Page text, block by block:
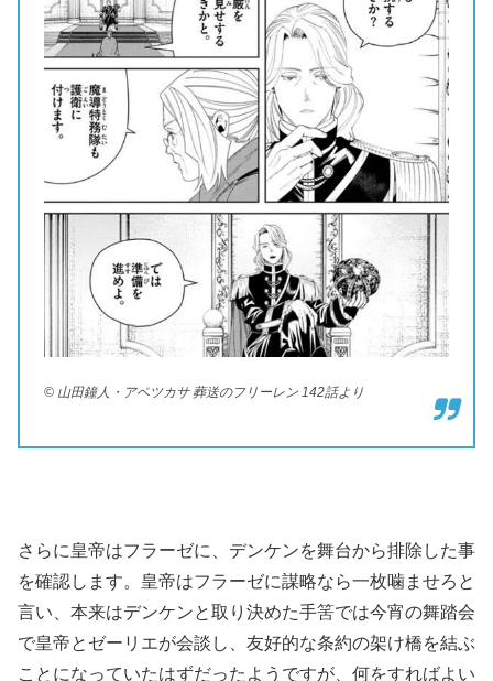
© 山田鐘人・アベツカサ 葬送のフリーレン 142話より
さらに皇帝はフラーゼに、デンケンを舞台から排除した事
を確認します。皇帝はフラーゼに謀略なら一枚噛ませろと
言い、本来はデンケンと取り決めた手筈では今宵の舞踏会
で皇帝とゼーリエが会談し、友好的な条約の架け橋を結ぶ
ことになっていたはずだったようですが、何をすればよい